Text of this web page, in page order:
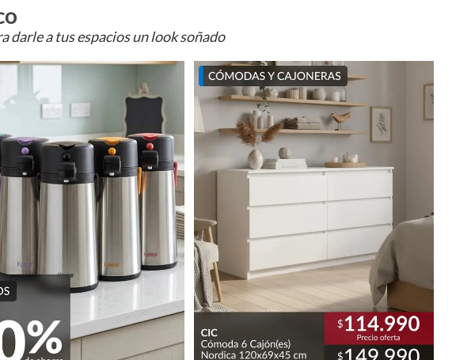
darle a tus espacios un look soñado